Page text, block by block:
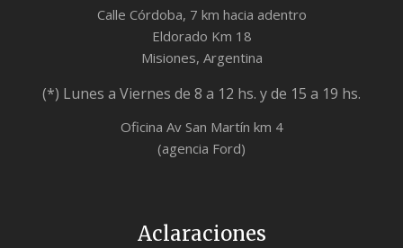
Calle Córdoba, 7 km hacia adentro
Eldorado Km 18
Misiones, Argentina
(*) Lunes a Viernes de 8 a 12 hs. y de 15 a 19 hs.
Oficina Av San Martín km 4
(agencia Ford)
Aclaraciones